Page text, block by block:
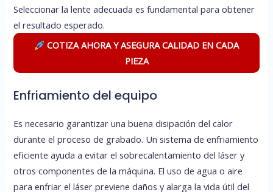
Seleccionar la lente adecuada es fundamental para obtener
el resultado esperado.
COTIZA AHORA Y ASEGURA CALIDAD EN CADA
PIEZA
Enfriamiento del equipo
Es necesario garantizar una buena disipación del calor
durante el proceso de grabado. Un sistema de enfriamiento
eficiente ayuda a evitar el sobrecalentamiento del láser y
otros componentes de la máquina. El uso de agua o aire
para enfriar el láser previene daños y alarga la vida útil del